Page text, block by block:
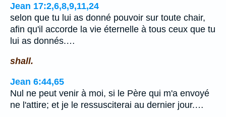
Jean 17:2,6,8,9,11,24
selon que tu lui as donné pouvoir sur toute chair,
afin qu'il accorde la vie éternelle à tous ceux que tu
lui as donnés.…
shall.
Jean 6:44,65
Nul ne peut venir à moi, si le Père qui m'a envoyé
ne l'attire; et je le ressusciterai au dernier jour.…